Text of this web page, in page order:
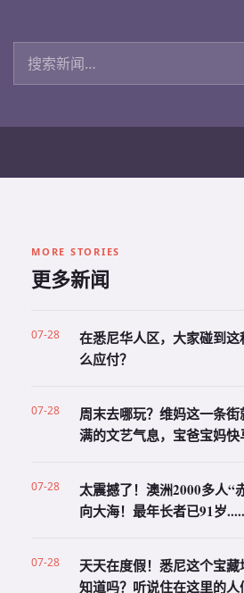
搜索新闻
MORE STORIES
更多新闻
07-28
在悉尼华人区，大家碰到这
么应付？
07-28
周末去哪玩？维妈这一条
满的文艺气息，宝爸宝妈快
07-28
太震撼了！澳洲2000多人“
向大海！最年长者已91岁
07-28
天天在度假！悉尼这个宝
知道吗？听说住在这里的人